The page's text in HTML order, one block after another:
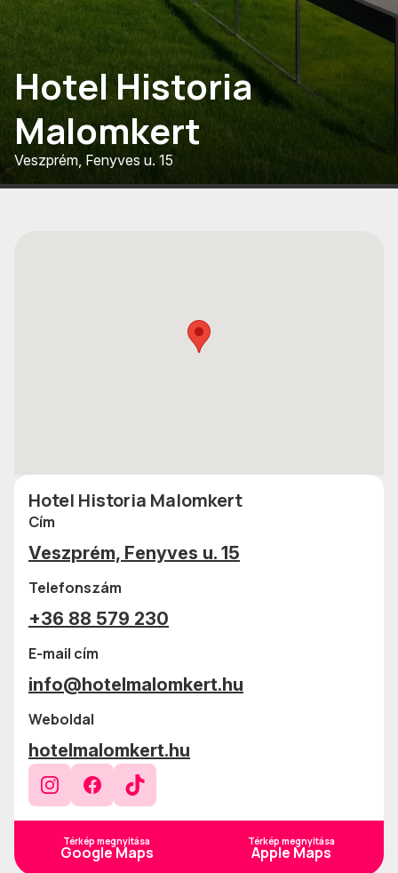
Hotel Historia
Malomkert
Veszprém, Fenyves u. 15
Hotel Historia Malomkert
Cím
Veszprém, Fenyves u. 15
Telefonszám
+36 88 579 230
E-mail cím
info@hotelmalomkert.hu
Weboldal
hotelmalomkert.hu
Térkép megnyitása
Google Maps
Térkép megnyitása
Apple Maps